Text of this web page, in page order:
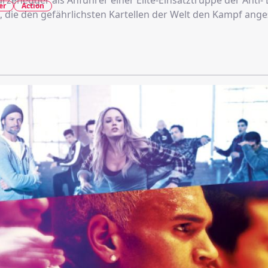
die den gefährlichsten Kartellen der Welt den Kampf
Action